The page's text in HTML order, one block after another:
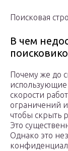
Поисковая
В чем
Почему же до
скорости
ограничений
чтобы скрыть
Это
Однако это